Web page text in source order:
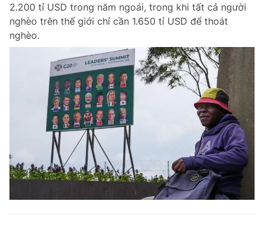
2.200 tỉ USD trong năm ngoái, trong khi tất cả người
nghèo trên thế giới chỉ cần 1.650 tỉ USD để thoát
nghèo.